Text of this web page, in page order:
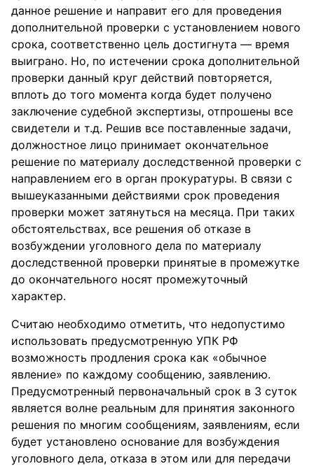
данное решение и направит его для проведения
дополнительной проверки с установлением нового
срока, соответственно цель достигнута — время
выиграно. Но, по истечении срока дополнительной
проверки данный круг действий повторяется,
вплоть до того момента когда будет получено
заключение судебной экспертизы, отпрошены все
свидетели и т.д. Решив все поставленные задачи,
должностное лицо принимает окончательное
решение по материалу доследственной проверки с
направлением его в орган прокуратуры. В связи с
вышеуказанными действиями срок проведения
проверки может затянуться на месяца. При таких
обстоятельствах, все решения об отказе в
возбуждении уголовного дела по материалу
доследственной проверки принятые в промежутке
до окончательного носят промежуточный
характер.
Считаю необходимо отметить, что недопустимо
использовать предусмотренную УПК РФ
возможность продления срока как «обычное
явление» по каждому сообщению, заявлению.
Предусмотренный первоначальный срок в 3 суток
является волне реальным для принятия законного
решения по многим сообщениям, заявлениям, если
будет установлено основание для возбуждения
уголовного дела, отказа в этом или для передачи